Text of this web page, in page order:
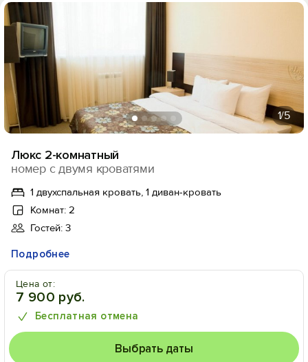
1/5
Люкс 2-комнатный
номер с двумя кроватями
1 двухспальная кровать, 1 диван-кровать
Комнат: 2
Гостей: 3
Подробнее
Цена от:
7 900 руб.
Бесплатная отмена
Выбрать даты